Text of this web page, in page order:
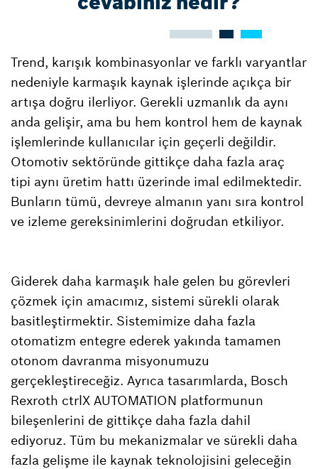
Trend, karışık kombinasyonlar ve farklı varyantlar
nedeniyle karmaşık kaynak işlerinde açıkça bir
artışa doğru ilerliyor. Gerekli uzmanlık da aynı
anda gelişir, ama bu hem kontrol hem de kaynak
işlemlerinde kullanıcılar için geçerli değildir.
Otomotiv sektöründe gittikçe daha fazla araç
tipi aynı üretim hattı üzerinde imal edilmektedir.
Bunların tümü, devreye almanın yanı sıra kontrol
ve izleme gereksinimlerini doğrudan etkiliyor.
Giderek daha karmaşık hale gelen bu görevleri
çözmek için amacımız, sistemi sürekli olarak
basitleştirmektir. Sistemimize daha fazla
otomatizm entegre ederek yakında tamamen
otonom davranma misyonumuzu
gerçekleştireceğiz. Ayrıca tasarımlarda, Bosch
Rexroth ctrlX AUTOMATION platformunun
bileşenlerini de gittikçe daha fazla dahil
ediyoruz. Tüm bu mekanizmalar ve sürekli daha
fazla gelişme ile kaynak teknolojisini geleceğin